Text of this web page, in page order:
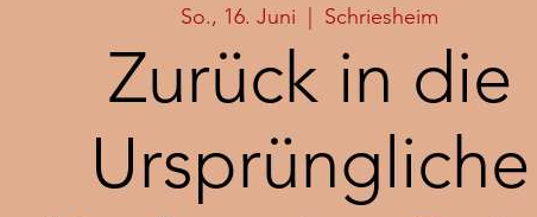
So., 16. Juni Schriesheim
Zurück in die
Ursprüngliche